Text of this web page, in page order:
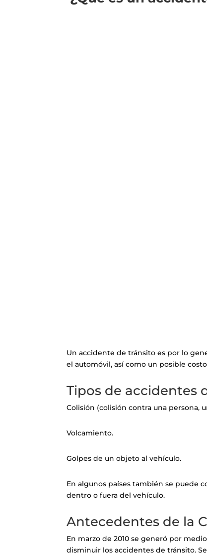
Un accidente de tránsito es por lo
el automóvil, así como un posible
Tipos de accidentes
Colisión (colisión contra una persona,
Volcamiento.
Golpes de un objeto al vehículo.
En algunos países también se puede
dentro o fuera del vehículo.
Antecedentes de la
En marzo de 2010 se generó por
disminuir los accidentes de tránsito.